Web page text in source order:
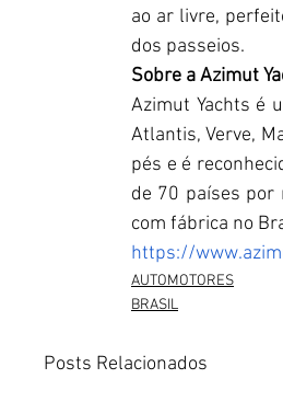
ao ar livre,
dos passeios.
Sobre a Azimut
Azimut Yachts é
Atlantis, Verve,
pés e é
de 70 países por
com fábrica no
https://
AUTOMOTORES
BRASIL
Posts Relacionados